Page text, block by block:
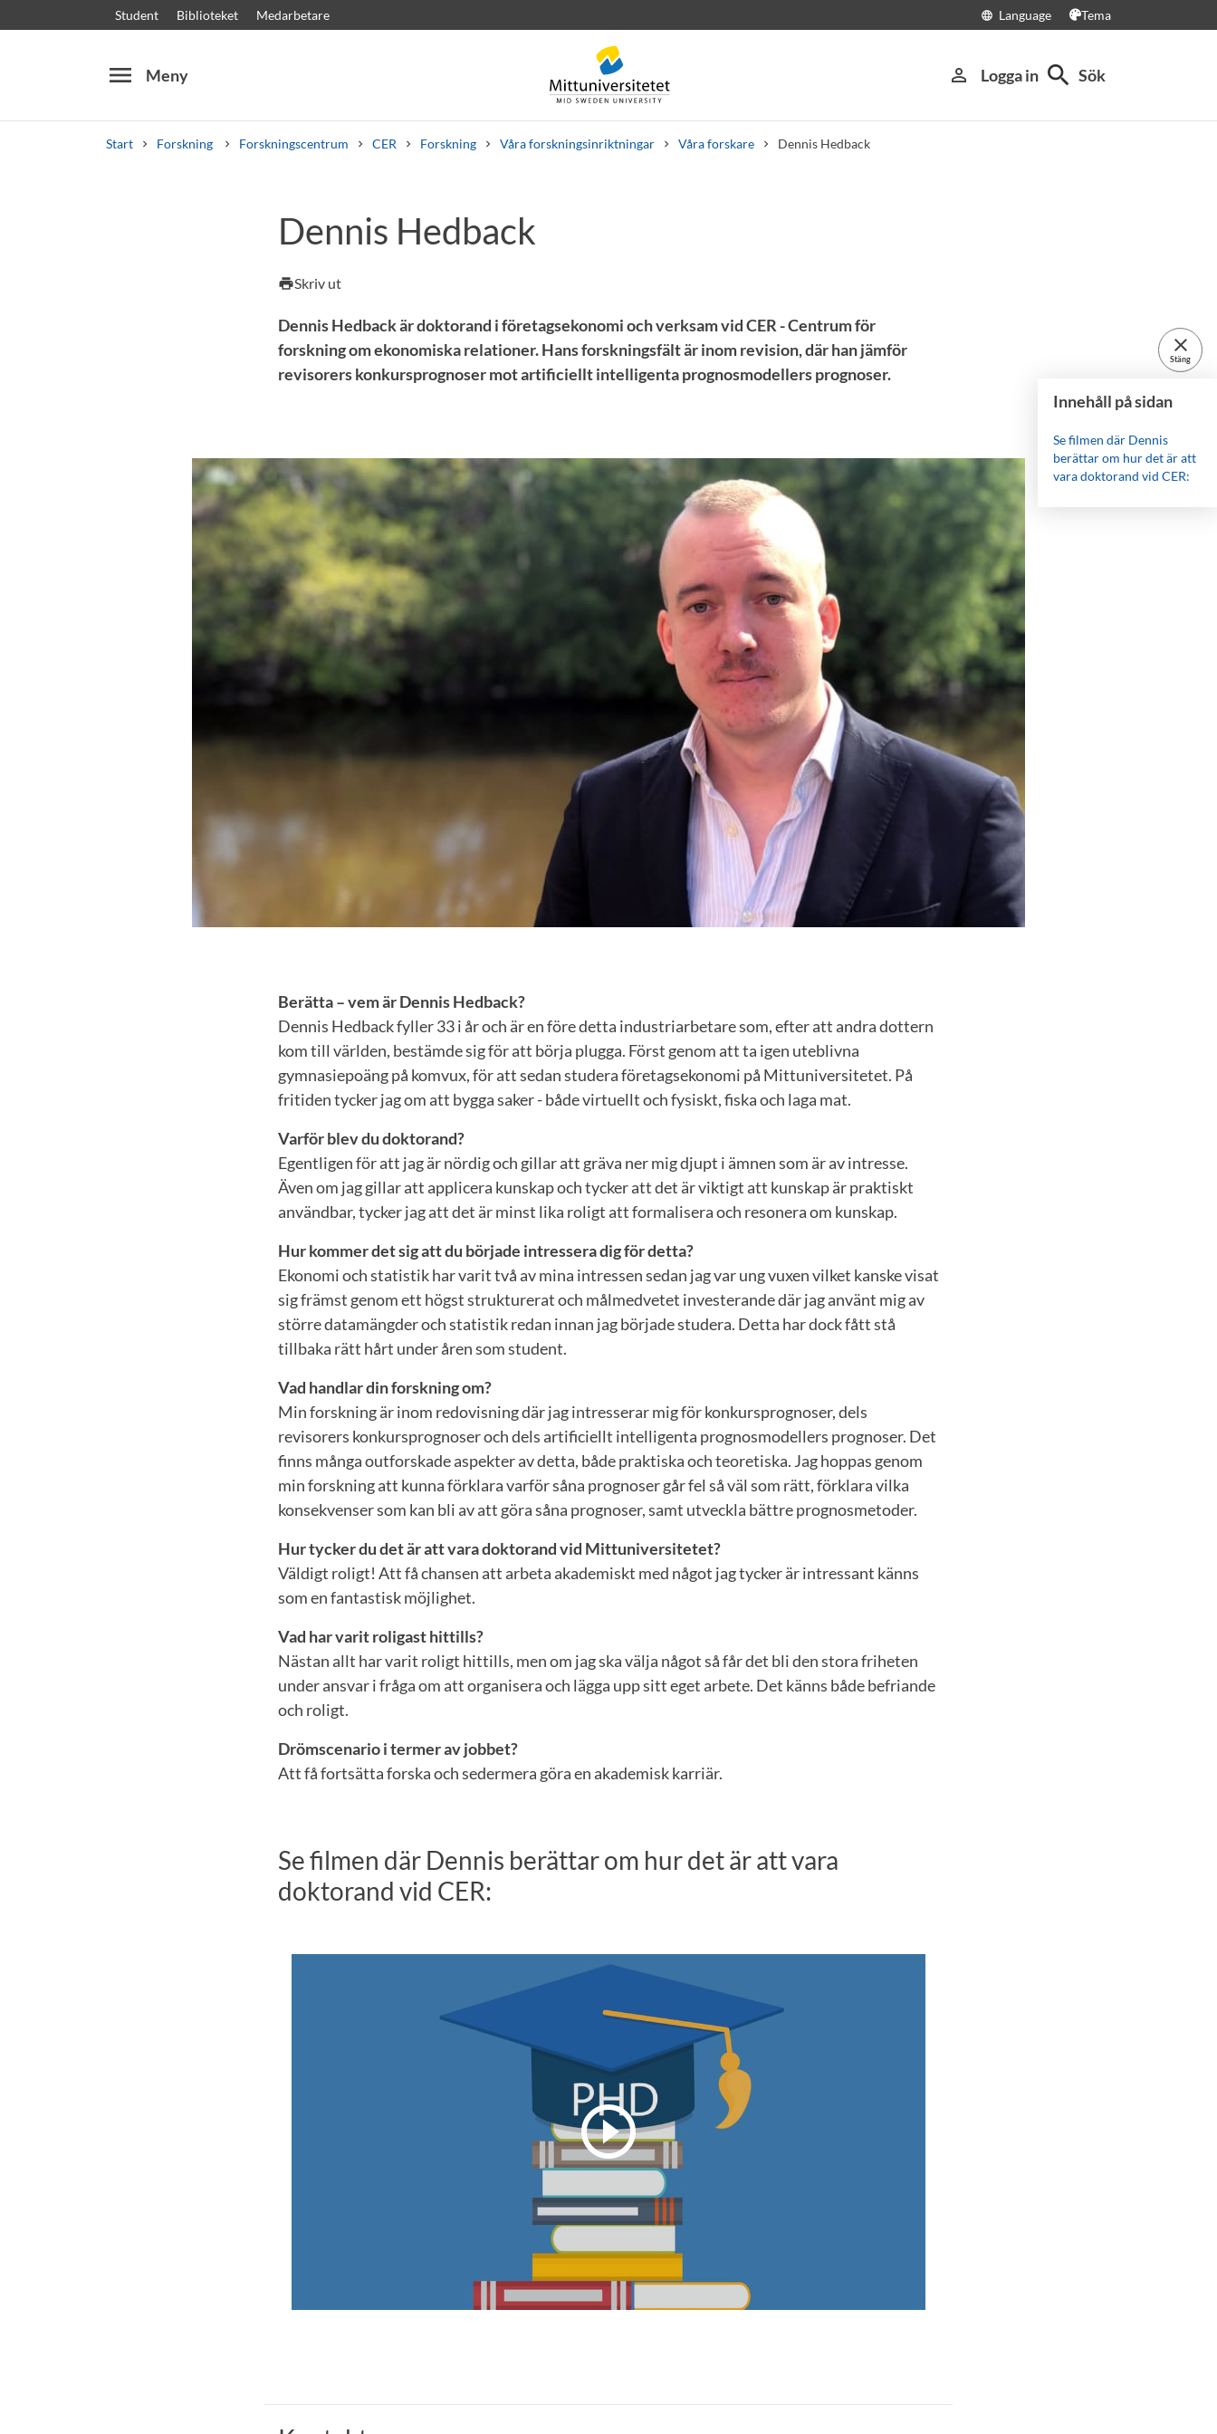
Student Biblioteket Medarbetare language Language Tema
menu Meny person_outline Logga in search Sök
Start Forskning Forskningscentrum CER Forskning Våra forskningsinriktningar Våra forskare Dennis Hedback
Kursplaner VälkomstbrevPersonalLediga jobb
Dennis Hedback
printSkriv ut
close
Stäng
Innehåll på sidan
Se filmen där Dennis
berättar om hur det är att
vara doktorand vid CER:
Dennis Hedback är doktorand i företagsekonomi och verksam vid CER - Centrum för
forskning om ekonomiska relationer. Hans forskningsfält är inom revision, där han jämför
revisorers konkursprognoser mot artificiellt intelligenta prognosmodellers prognoser.
Berätta – vem är Dennis Hedback?
Dennis Hedback fyller 33 i år och är en före detta industriarbetare som, efter att andra dottern
kom till världen, bestämde sig för att börja plugga. Först genom att ta igen uteblivna
gymnasiepoäng på komvux, för att sedan studera företagsekonomi på Mittuniversitetet. På
fritiden tycker jag om att bygga saker - både virtuellt och fysiskt, fiska och laga mat.
Varför blev du doktorand?
Egentligen för att jag är nördig och gillar att gräva ner mig djupt i ämnen som är av intresse.
Även om jag gillar att applicera kunskap och tycker att det är viktigt att kunskap är praktiskt
användbar, tycker jag att det är minst lika roligt att formalisera och resonera om kunskap.
Hur kommer det sig att du började intressera dig för detta?
Ekonomi och statistik har varit två av mina intressen sedan jag var ung vuxen vilket kanske visat
sig främst genom ett högst strukturerat och målmedvetet investerande där jag använt mig av
större datamängder och statistik redan innan jag började studera. Detta har dock fått stå
tillbaka rätt hårt under åren som student.
Vad handlar din forskning om?
Min forskning är inom redovisning där jag intresserar mig för konkursprognoser, dels
revisorers konkursprognoser och dels artificiellt intelligenta prognosmodellers prognoser. Det
finns många outforskade aspekter av detta, både praktiska och teoretiska. Jag hoppas genom
min forskning att kunna förklara varför såna prognoser går fel så väl som rätt, förklara vilka
konsekvenser som kan bli av att göra såna prognoser, samt utveckla bättre prognosmetoder.
Hur tycker du det är att vara doktorand vid Mittuniversitetet?
Väldigt roligt! Att få chansen att arbeta akademiskt med något jag tycker är intressant känns
som en fantastisk möjlighet.
Vad har varit roligast hittills?
Nästan allt har varit roligt hittills, men om jag ska välja något så får det bli den stora friheten
under ansvar i fråga om att organisera och lägga upp sitt eget arbete. Det känns både befriande
och roligt.
Drömscenario i termer av jobbet?
Att få fortsätta forska och sedermera göra en akademisk karriär.
Se filmen där Dennis berättar om hur det är att vara
doktorand vid CER: